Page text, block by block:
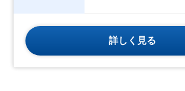
詳しく見る